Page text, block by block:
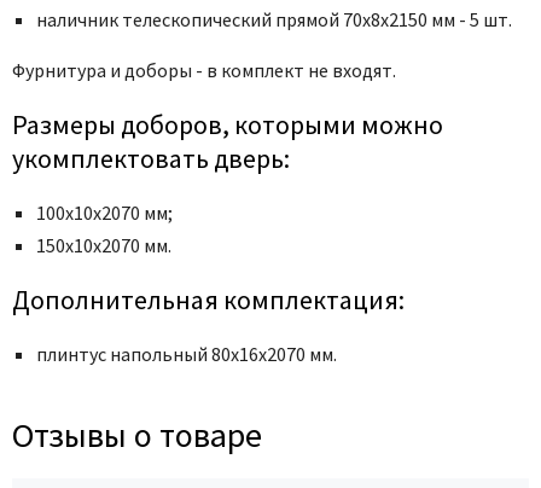
Profilo Porte
STR
Torex
Tupai
Uberture
Venezia Unique
Verum
Zadoor
наличник телескопический прямой 70x8x2150 мм - 5 шт.
Фурнитура и доборы - в комплект не входят.
Размеры доборов, которыми можно
укомплектовать дверь:
100х10х2070 мм;
150х10х2070 мм.
Дополнительная комплектация:
плинтус напольный 80х16х2070 мм.
Отзывы о товаре